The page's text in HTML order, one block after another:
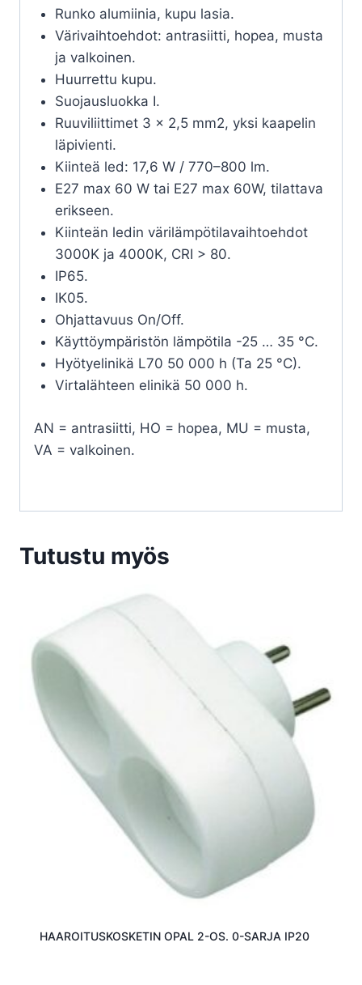
Runko alumiinia, kupu lasia.
Värivaihtoehdot: antrasiitti, hopea, musta
ja valkoinen.
Huurrettu kupu.
Suojausluokka I.
Ruuviliittimet 3 x 2,5 mm2, yksi kaapelin
läpivienti.
Kiinteä led: 17,6 W / 770–800 lm.
E27 max 60 W tai E27 max 60W, tilattava
erikseen.
Kiinteän ledin värilämpötilavaihtoehdot
3000K ja 4000K, CRI > 80.
IP65.
IK05.
Ohjattavuus On/Off.
Käyttöympäristön lämpötila -25 … 35 °C.
Hyötyelinikä L70 50 000 h (Ta 25 °C).
Virtalähteen elinikä 50 000 h.
AN = antrasiitti, HO = hopea, MU = musta,
VA = valkoinen.
Tutustu myös
HAAROITUSKOSKETIN OPAL 2-OS. 0-SARJA IP20